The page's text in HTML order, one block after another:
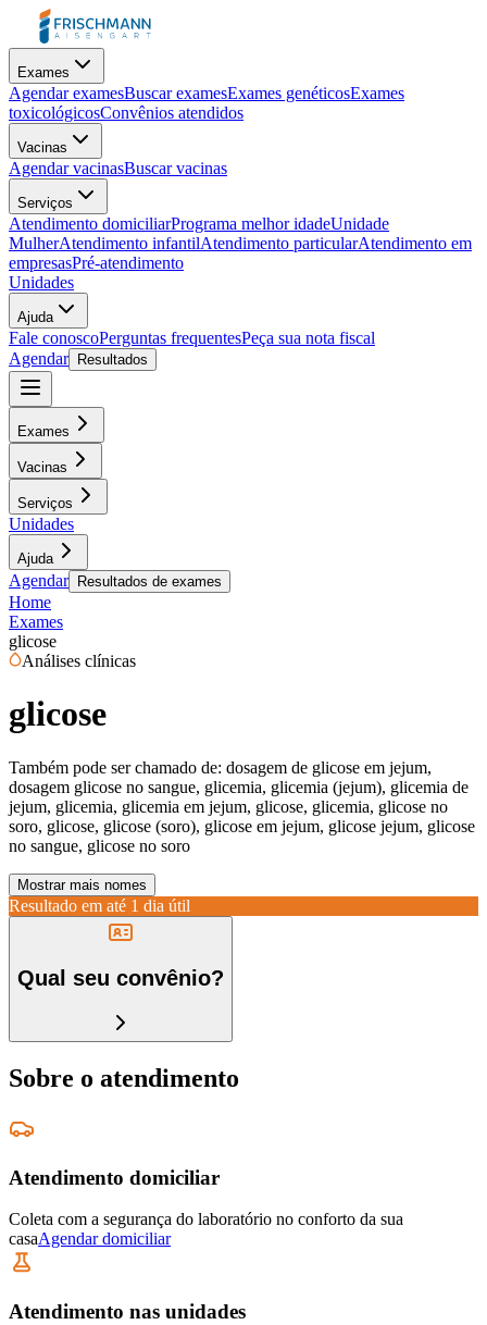
Exames
Agendar examesBuscar examesExames genéticosExames
toxicológicosConvênios atendidos
Vacinas
Agendar vacinasBuscar vacinas
Serviços
Atendimento domiciliarPrograma melhor idadeUnidade
MulherAtendimento infantilAtendimento particularAtendimento em
empresasPré-atendimento
Unidades
Ajuda
Fale conoscoPerguntas frequentesPeça sua nota fiscal
Agendar
Resultados
Exames
Vacinas
Serviços
Unidades
Ajuda
Agendar Resultados de exames
Home
Exames
glicose
Análises clínicas
glicose
Também pode ser chamado de: dosagem de glicose em jejum,
dosagem glicose no sangue, glicemia, glicemia (jejum), glicemia de
jejum, glicemia, glicemia em jejum, glicose, glicemia, glicose no
soro, glicose, glicose (soro), glicose em jejum, glicose jejum, glicose
no sangue, glicose no soro
Mostrar mais nomes
Resultado em até 1 dia útil
Qual seu convênio?
Sobre o atendimento
Atendimento domiciliar
Coleta com a segurança do laboratório no conforto da sua
casaAgendar domiciliar
Atendimento nas unidades